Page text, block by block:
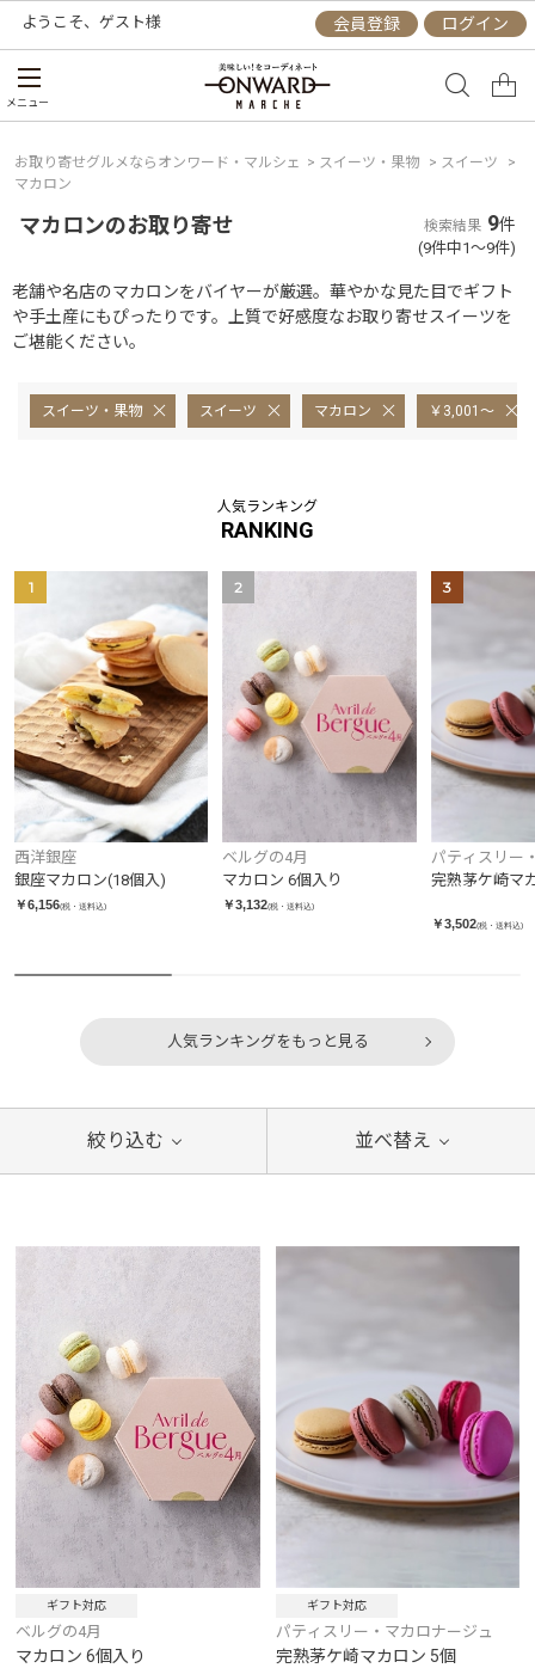
ようこそ、 ゲスト様 会員登録 ログイン
メニュー
お取り寄せグルメならオンワード・マルシェ > スイーツ・果物 > スイーツ
>
マカロン
マカロンのお取り寄せ 検索結果 9件
(9件中1～9件)
老舗や名店のマカロンをバイヤーが厳選。華やかな見た目でギフト
や手土産にもぴったりです。上質で好感度なお取り寄せスイーツを
ご堪能ください。
スイーツ・果物 スイーツ マカロン ￥3,001～
人気ランキング
RANKING
1
西洋銀座
銀座マカロン(18個入)
￥6,156(税・送料込)
2
ベルグの4月
マカロン 6個入り
￥3,132(税・送料込)
3
パティスリー
ジュ
完熟茅ケ崎マ
￥3,502(税・送料込)
人気ランキングをもっと見る
絞り込む 並べ替え
ギフト対応
ベルグの4月
マカロン 6個入り
ギフト対応
パティスリー・マカロナージュ
完熟茅ケ崎マカロン 5個